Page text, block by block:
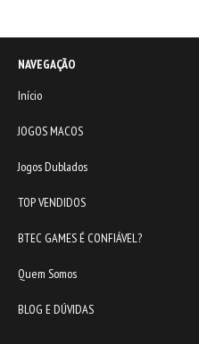
NAVEGAÇÃO
Início
JOGOS MACOS
Jogos Dublados
TOP VENDIDOS
BTEC GAMES É CONFIÁVEL?
Quem Somos
BLOG E DÚVIDAS